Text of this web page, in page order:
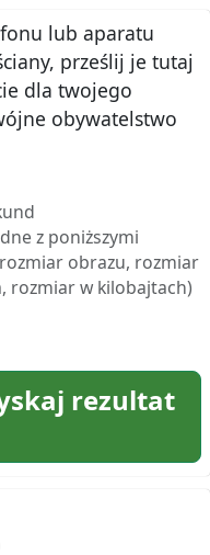
lub aparatu
prześlij je tutaj
dla twojego
obywatelstwo
z poniższymi
obrazu, rozmiar
rozmiar w kilobajtach)
rezultat